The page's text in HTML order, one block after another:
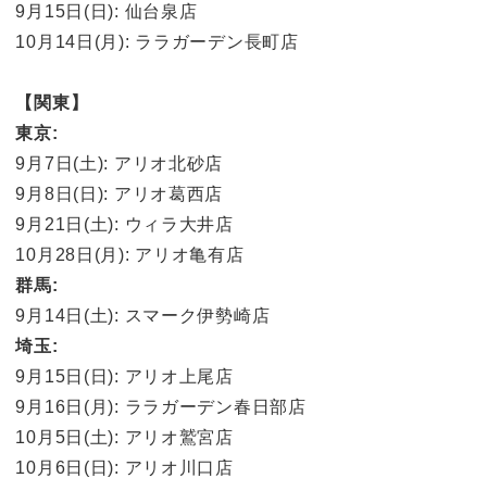
9月15日(日): 仙台泉店
10月14日(月): ララガーデン長町店
【関東】
東京:
9月7日(土): アリオ北砂店
9月8日(日): アリオ葛西店
9月21日(土): ウィラ大井店
10月28日(月): アリオ亀有店
群馬:
9月14日(土): スマーク伊勢崎店
埼玉:
9月15日(日): アリオ上尾店
9月16日(月): ララガーデン春日部店
10月5日(土): アリオ鷲宮店
10月6日(日): アリオ川口店